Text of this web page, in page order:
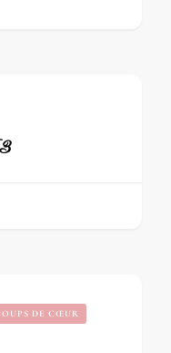
DE CŒUR